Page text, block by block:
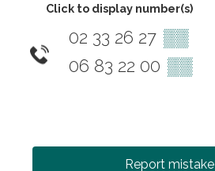
Click to display number(s)
02 33 26 27 ▒▒
06 83 22 00 ▒▒
Report mistake